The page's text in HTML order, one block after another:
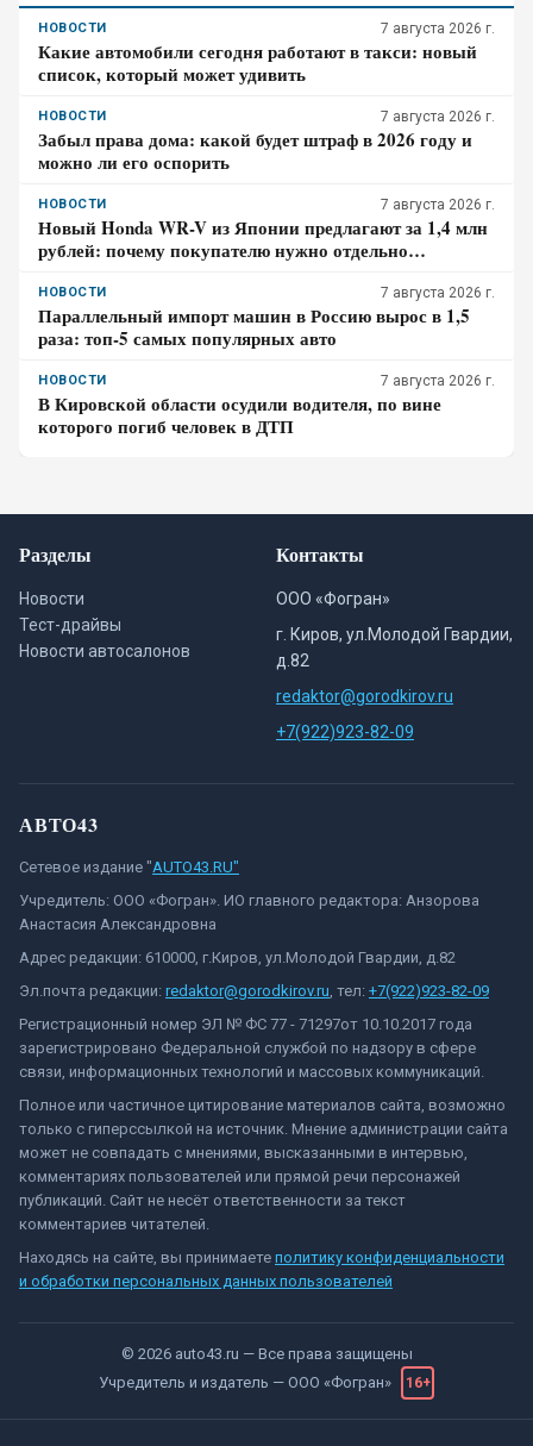
НОВОСТИ 7 августа 2026 г.
Какие автомобили сегодня работают в такси: новый
список, который может удивить
НОВОСТИ 7 августа 2026 г.
Забыл права дома: какой будет штраф в 2026 году и
можно ли его оспорить
НОВОСТИ 7 августа 2026 г.
Новый Honda WR-V из Японии предлагают за 1,4 млн
рублей: почему покупателю нужно отдельно
НОВОСТИ 7 августа 2026 г.
Параллельный импорт машин в Россию вырос в 1,5
раза: топ-5 самых популярных авто
НОВОСТИ 7 августа 2026 г.
В Кировской области осудили водителя, по вине
которого погиб человек в ДТП
Разделы
Новости
Тест-драйвы
Новости автосалонов
Контакты
ООО «Фогран»
г. Киров, ул.Молодой Гвардии,
д.82
redaktor@gorodkirov.ru
+7(922)923-82-09
АВТО43
Сетевое издание "AUTO43.RU"
Учредитель: ООО «Фогран». ИО главного редактора: Анзорова
Анастасия Александровна
Адрес редакции: 610000, г.Киров, ул.Молодой Гвардии, д.82
Эл.почта редакции: redaktor@gorodkirov.ru, тел: +7(922)923-82-09
Регистрационный номер ЭЛ № ФС 77 - 71297от 10.10.2017 года
зарегистрировано Федеральной службой по надзору в сфере
связи, информационных технологий и массовых коммуникаций.
Полное или частичное цитирование материалов сайта, возможно
только с гиперссылкой на источник. Мнение администрации сайта
может не совпадать с мнениями, высказанными в интервью,
комментариях пользователей или прямой речи персонажей
публикаций. Сайт не несёт ответственности за текст
комментариев читателей.
Находясь на сайте, вы принимаете политику конфиденциальности
и обработки персональных данных пользователей
© 2026 auto43.ru — Все права защищены
Учредитель и издатель — ООО «Фогран» 16+